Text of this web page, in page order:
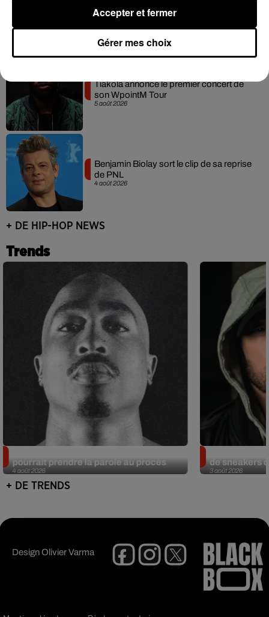
single « Coulda Shoulda Woulda »
5 août 2026
Tiakola annonce le premier concert de
son WpointM Tour
4 août 2026
Benjamin Biolay sort le clip de sa reprise
de PNL
+ DE HIP-HOP NEWS
Trends
4 août 2026
pourrait prendre la parole au procès
3 août 2026
de sneakers
+ DE TRENDS
DesignOlivier Varma
Gérer mes choix
Accepter et fermer